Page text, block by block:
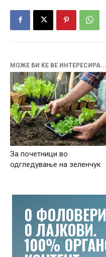
МОЖЕ БИ ЌЕ ВЕ ИНТЕРЕСИРА...
За почетници во
одгледување на зеленчук